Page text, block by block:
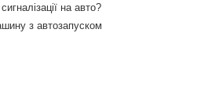
на авто?
з автозапуском